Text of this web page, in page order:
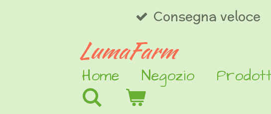
Consegna veloce
LumaFarm
Home Negozio